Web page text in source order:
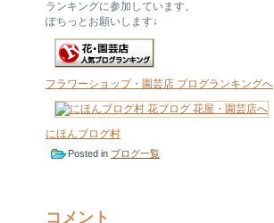
ランキングに参加しています。
ぽちっとお願いします↓
フラワーショップ・園芸店 ブログランキングへ
にほんブログ村
Posted in ブログ一覧
コメント